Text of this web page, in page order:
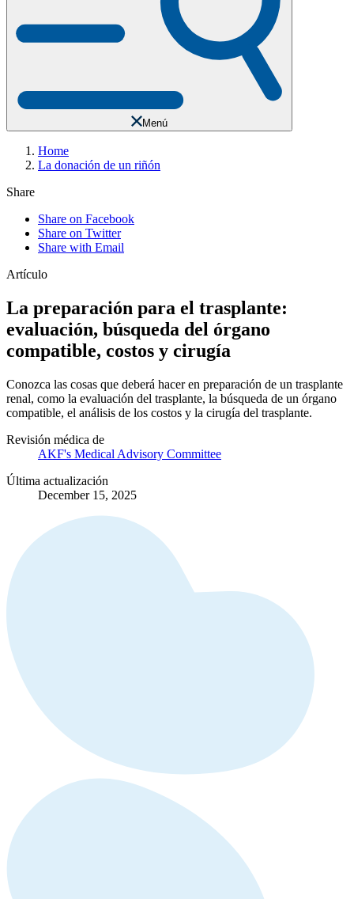
Menú
Home
La donación de un riñón
Share
Share on Facebook
Share on Twitter
Share with Email
Artículo
La preparación para el trasplante:
evaluación, búsqueda del órgano
compatible, costos y cirugía
Conozca las cosas que deberá hacer en preparación de un trasplante
renal, como la evaluación del trasplante, la búsqueda de un órgano
compatible, el análisis de los costos y la cirugía del trasplante.
Revisión médica de
AKF's Medical Advisory Committee
Última actualización
December 15, 2025